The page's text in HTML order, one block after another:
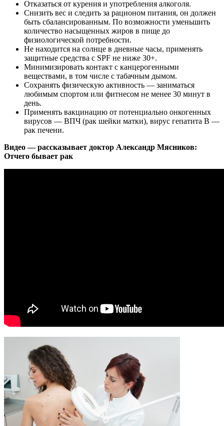
Отказаться от курения и употребления алкоголя.
Снизить вес и следить за рационом питания, он должен
быть сбалансированным. По возможности уменьшить
количество насыщенных жиров в пище до
физиологической потребности.
Не находится на солнце в дневные часы, применять
защитные средства с SPF не ниже 30+.
Минимизировать контакт с канцерогенными
веществами, в том числе с табачным дымом.
Сохранять физическую активность — заниматься
любимым спортом или фитнесом не менее 30 минут в
день.
Применять вакцинацию от потенциально онкогенных
вирусов — ВПЧ (рак шейки матки), вирус гепатита B —
рак печени.
Видео — рассказывает доктор Александр Мясников:
Отчего бывает рак